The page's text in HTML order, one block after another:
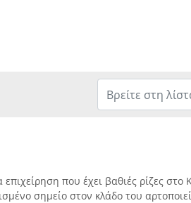
που έχει βαθιές ρίζες
σημείο στον κλάδο του